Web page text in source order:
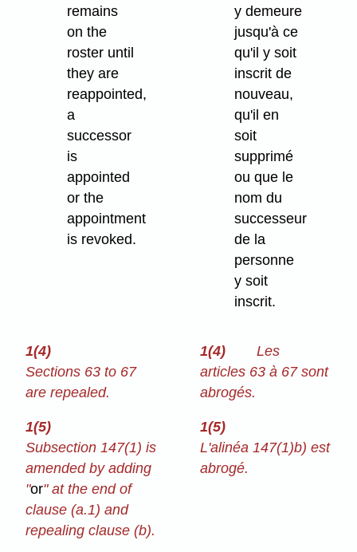
remains
on the
roster until
they are
reappointed,
a
successor
is
appointed
or the
appointment
is revoked.
y demeure
jusqu'à ce
qu'il y soit
inscrit de
nouveau,
qu'il en
soit
supprimé
ou que le
nom du
successeur
de la
personne
y soit
inscrit.
1(4)
Sections 63 to 67
are repealed.
1(4)
Les
articles 63 à 67 sont
abrogés.
1(5)
Subsection 147(1) is
amended by adding
"or" at the end of
clause (a.1) and
repealing clause (b).
1(5)
L'alinéa 147(1)b) est
abrogé.